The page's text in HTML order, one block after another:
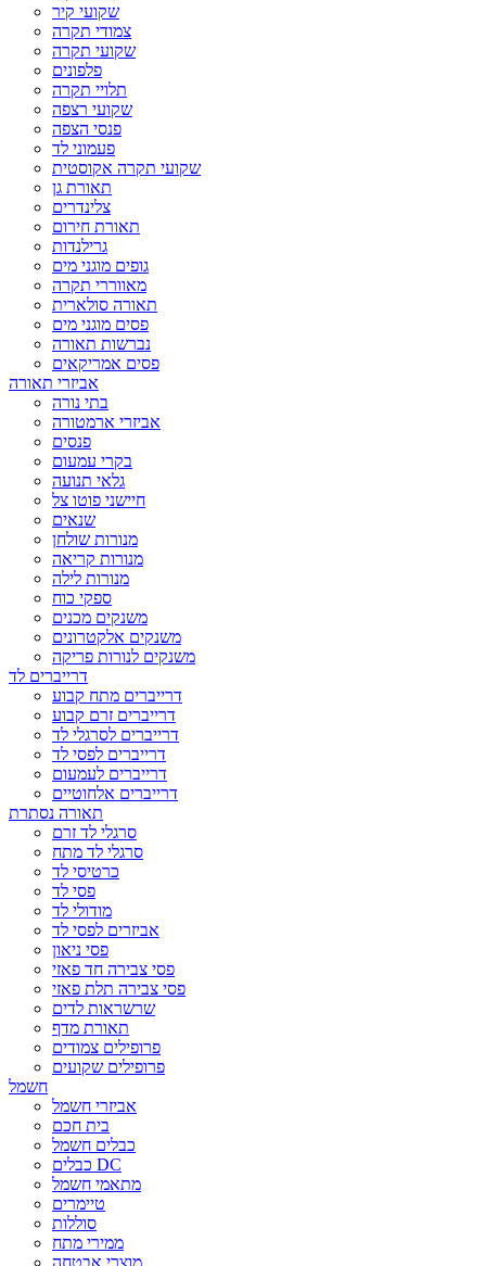
שקועי קיר
צמודי תקרה
שקועי תקרה
פלפונים
תלויי תקרה
שקועי רצפה
פנסי הצפה
פעמוני לד
שקועי תקרה אקוסטית
תאורת גן
צלינדרים
תאורת חירום
גרילנדות
גופים מוגני מים
מאווררי תקרה
תאורה סולארית
פסים מוגני מים
נברשות תאורה
פסים אמריקאים
אביזרי תאורה
בתי נורה
אביזרי ארמטורה
פנסים
בקרי עמעום
גלאי תנועה
חיישני פוטו צל
שנאים
מנורות שולחן
מנורות קריאה
מנורות לילה
ספקי כוח
משנקים מכנים
משנקים אלקטרונים
משנקים לנורות פריקה
דרייברים לד
דרייברים מתח קבוע
דרייברים זרם קבוע
דרייברים לסרגלי לד
דרייברים לפסי לד
דרייברים לעמעום
דרייברים אלחוטיים
תאורה נסתרת
סרגלי לד זרם
סרגלי לד מתח
כרטיסי לד
פסי לד
מודולי לד
אביזרים לפסי לד
פסי ניאון
פסי צבירה חד פאזי
פסי צבירה תלת פאזי
שרשראות לדים
תאורת מדף
פרופילים צמודים
פרופילים שקועים
חשמל
אביזרי חשמל
בית חכם
כבלים חשמל
כבלים DC
מתאמי חשמל
טיימרים
סוללות
ממירי מתח